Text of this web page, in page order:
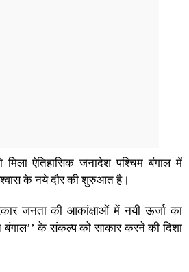
मिला ऐतिहासिक जनादेश पश्चिम बंगाल में
के नये दौर की शुरुआत है।
जनता की आकांक्षाओं में नयी ऊर्जा का
बंगाल’’ के संकल्प को साकार करने की दिशा